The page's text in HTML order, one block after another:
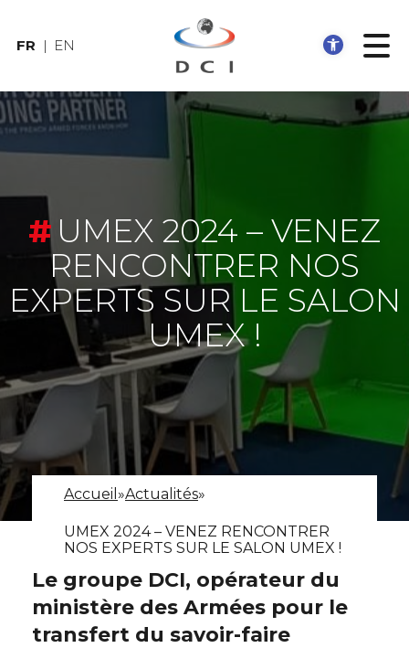
FR EN
UMEX 2024 – VENEZ
RENCONTRER NOS
EXPERTS SUR LE SALON
UMEX !
Accueil »Actualités»
UMEX 2024 – VENEZ RENCONTRER
NOS EXPERTS SUR LE SALON UMEX !
Le groupe DCI, opérateur du
ministère des Armées pour le
transfert du savoir-faire